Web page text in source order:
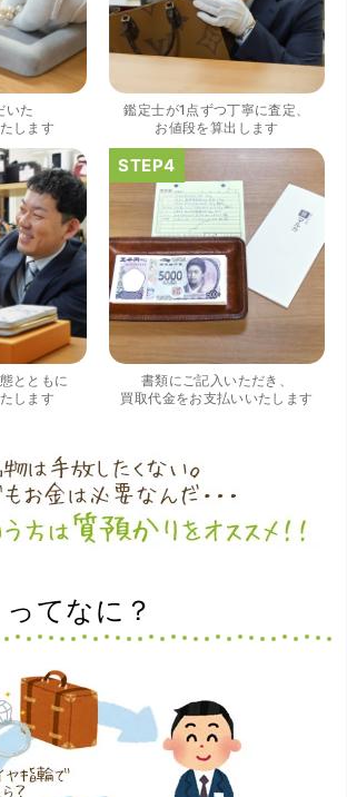
きれいにして頂いたうえで質入れ金額を
のが初めてで感動しました。
すごく丁寧に対応して頂きました。 ホー
評価がとても良かったので、質屋自体初
が、対応して頂きました担当の方もすご
これから質屋をご利用される方は是非オ
時間になりました!!満足出来る買取です。
います!!
いた
します
鑑定士が1点ずつ丁寧に査定、
お値段を算出します
とともに
します
書類にご記入いただき、
買取代金をお支払いいたします
てなに？